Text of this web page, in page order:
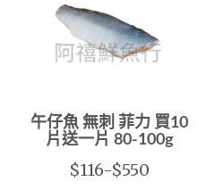
午仔魚 無刺 菲力 買10
片送一片 80-100g
$116-$550